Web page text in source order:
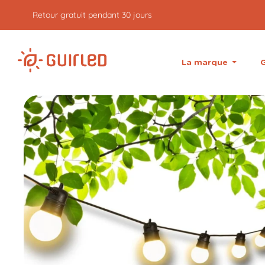
Retour gratuit pendant 30 jours
La marque